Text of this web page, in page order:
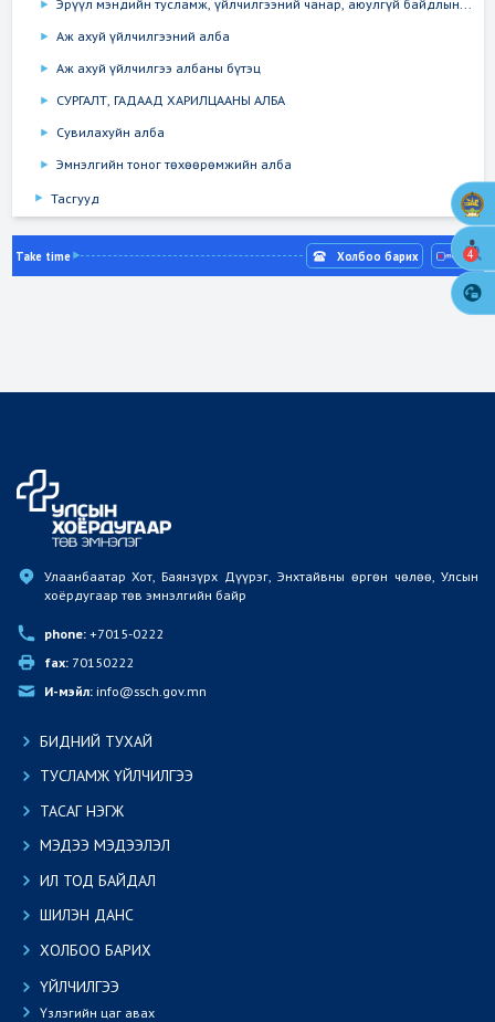
Эрүүл мэндийн тусламж, үйлчилгээний чанар, аюулгүй байдлын...
Аж ахуй үйлчилгээний алба
Аж ахуй үйлчилгээ албаны бүтэц
СУРГАЛТ, ГАДААД ХАРИЛЦААНЫ АЛБА
Сувилахуйн алба
Эмнэлгийн тоног төхөөрөмжийн алба
Тасгууд
Take time Холбоо барих
Улаанбаатар Хот, Баянзүрх Дүүрэг, Энхтайвны өргөн чөлөө, Улсын
хоёрдугаар төв эмнэлгийн байр
phone: +7015-0222
fax: 70150222
И-мэйл: info@ssch.gov.mn
БИДНИЙ ТУХАЙ
ТУСЛАМЖ ҮЙЛЧИЛГЭЭ
ТАСАГ НЭГЖ
МЭДЭЭ МЭДЭЭЛЭЛ
ИЛ ТОД БАЙДАЛ
ШИЛЭН ДАНС
ХОЛБОО БАРИХ
ҮЙЛЧИЛГЭЭ
Үзлэгийн цаг авах
4